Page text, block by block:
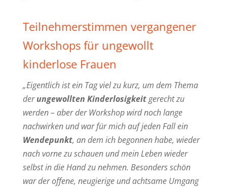
Teilnehmerstimmen vergangener
Workshops für ungewollt
kinderlose Frauen
„Eigentlich ist ein Tag viel zu kurz, um dem Thema
derungewollten Kinderlosigkeitgerecht zu
werden – aber der Workshop wird noch lange
nachwirken und war für mich auf jeden Fall ein
Wendepunkt, an dem ich begonnen habe, wieder
nach vorne zu schauen und mein Leben wieder
selbst in die Hand zu nehmen. Besonders schön
war der offene, neugierige und achtsame Umgang